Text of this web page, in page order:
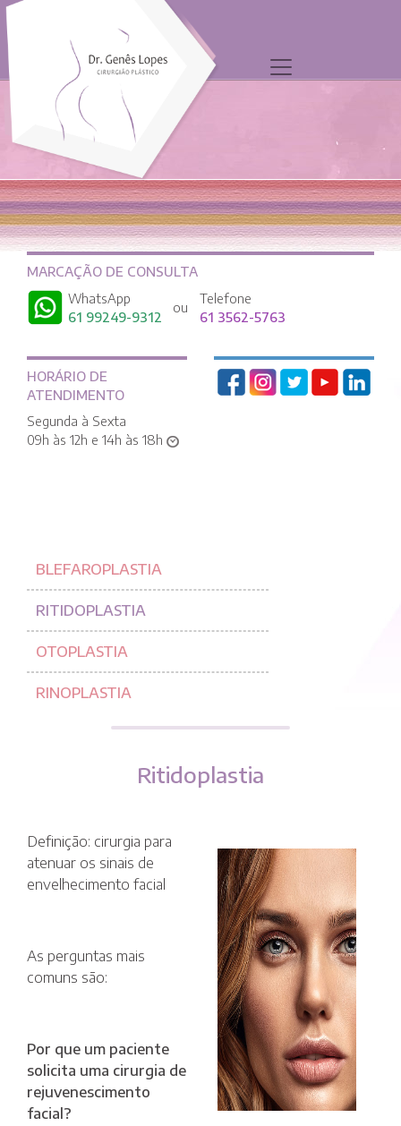
MARCAÇÃO DE CONSULTA
WhatsApp
61 99249-9312
ou
Telefone
61 3562-5763
HORÁRIO DE
ATENDIMENTO
Segunda à Sexta
09h às 12h e 14h às 18h
BLEFAROPLASTIA
RITIDOPLASTIA
OTOPLASTIA
RINOPLASTIA
Ritidoplastia
Definição: cirurgia para
atenuar os sinais de
envelhecimento facial
As perguntas mais
comuns são:
Por que um paciente
solicita uma cirurgia de
rejuvenescimento
facial?